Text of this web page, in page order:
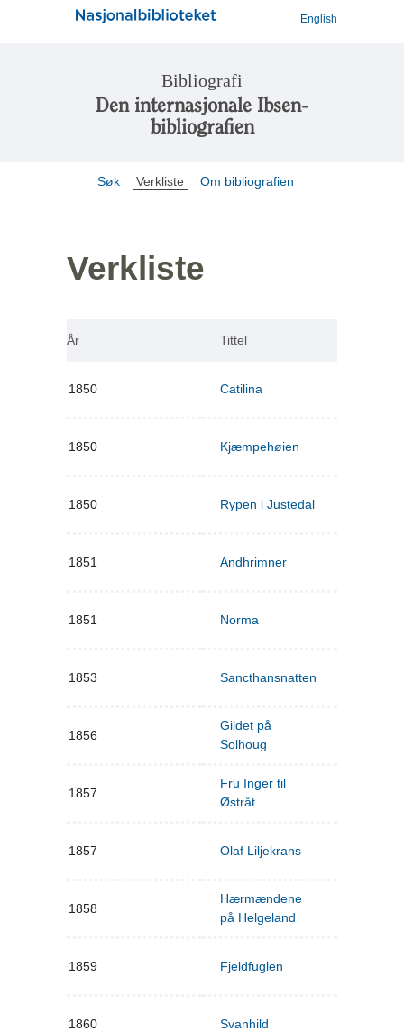
English
Bibliografi
Den internasjonale Ibsen-
bibliografien
Søk Verkliste Om bibliografien
Verkliste
År Tittel
1850 Catilina
1850 Kjæmpehøien
1850 Rypen i Justedal
1851 Andhrimner
1851 Norma
1853 Sancthansnatten
1856
Gildet på
Solhoug
1857
Fru Inger til
Østråt
1857 Olaf Liljekrans
1858
Hærmændene
på Helgeland
1859 Fjeldfuglen
1860 Svanhild